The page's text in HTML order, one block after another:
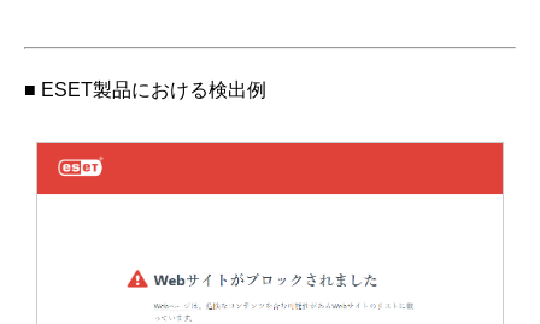
■ ESET製品における検出例